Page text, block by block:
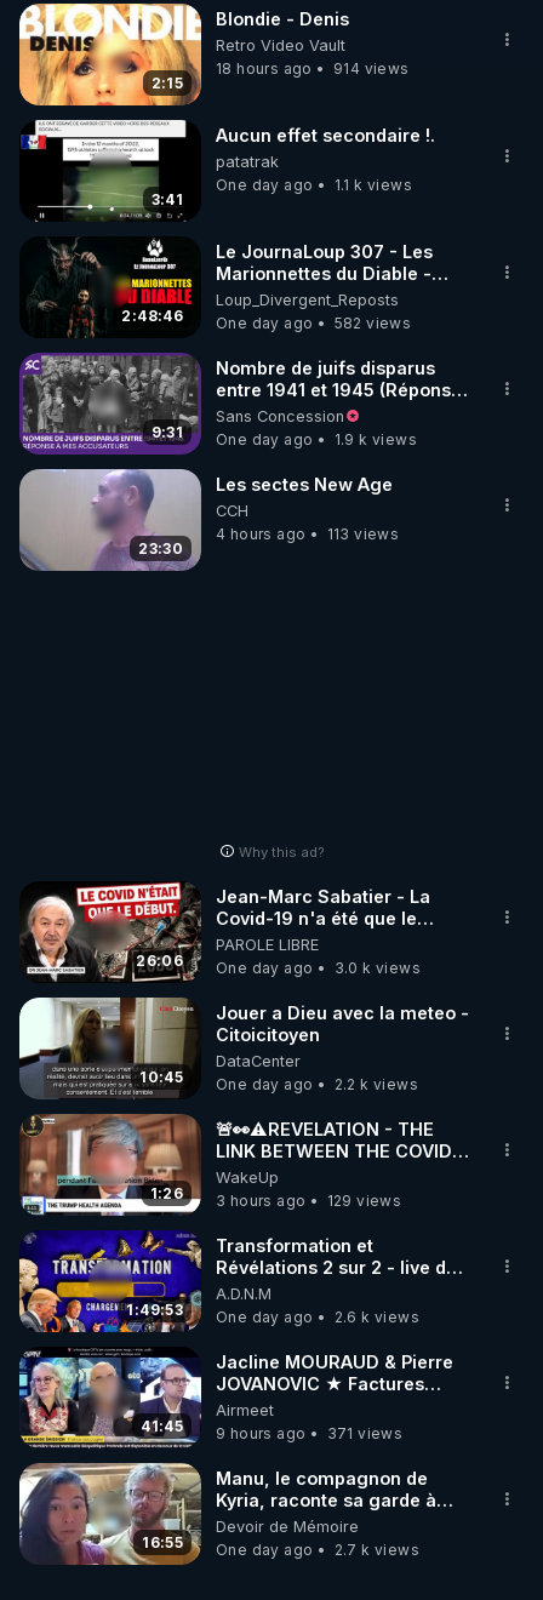
▶ 30 jours gratuit sur l’application de méditation et
de bien-être ENVOL :
Rendez-vous sur https://www.envol.app/code
le code : REGENERE
2:15
Blondie - Denis
Retro Video Vault
18 hours ago
914 views
3:41
Aucun effet secondaire !.
patatrak
One day ago
1.1 k views
2:48:46
Le JournaLoup 307 - Les
Marionnettes du Diable -
Loup Divergent 2026.08.07
Loup_Divergent_Reposts
One day ago
582 views
9:31
Nombre de juifs disparus
entre 1941 et 1945 (Réponse
à mes accusateurs)
Sans Concession
One day ago
1.9 k views
23:30
Les sectes New Age
CCH
4 hours ago
113 views
Why this ad?
26:06
Jean-Marc Sabatier - La
Covid-19 n'a été que le
début - L'ARNm & l'ARNm-aa
jusqu où auront-t-il ?
PAROLE LIBRE
One day ago
3.0 k views
10:45
Jouer a Dieu avec la meteo -
Citoicitoyen
DataCenter
One day ago
2.2 k views
1:26
🚨👀⚠️REVELATION - THE
LINK BETWEEN THE COVID
VACCINE AND CANCER -LIEN
VACCIN COVID ET CANCER
WakeUp
3 hours ago
129 views
1:49:53
Transformation et
Révélations 2 sur 2 - live du
07/08/26
A.D.N.M
One day ago
2.6 k views
41:45
Jacline MOURAUD & Pierre
JOVANOVIC ★ Factures
Impayées : Où Est Passé Le
Pognon ?
Airmeet
9 hours ago
371 views
16:55
Manu, le compagnon de
Kyria, raconte sa garde à
vue musclée. PARTAGEZ!
Devoir de Mémoire
One day ago
2.7 k views